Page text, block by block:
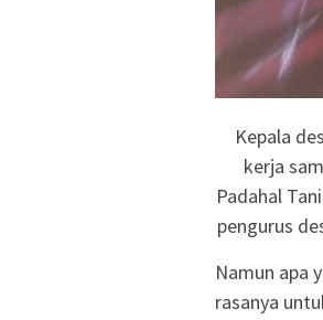
Kepala
kerja
Padahal
pengurus
Namun apa
rasanya